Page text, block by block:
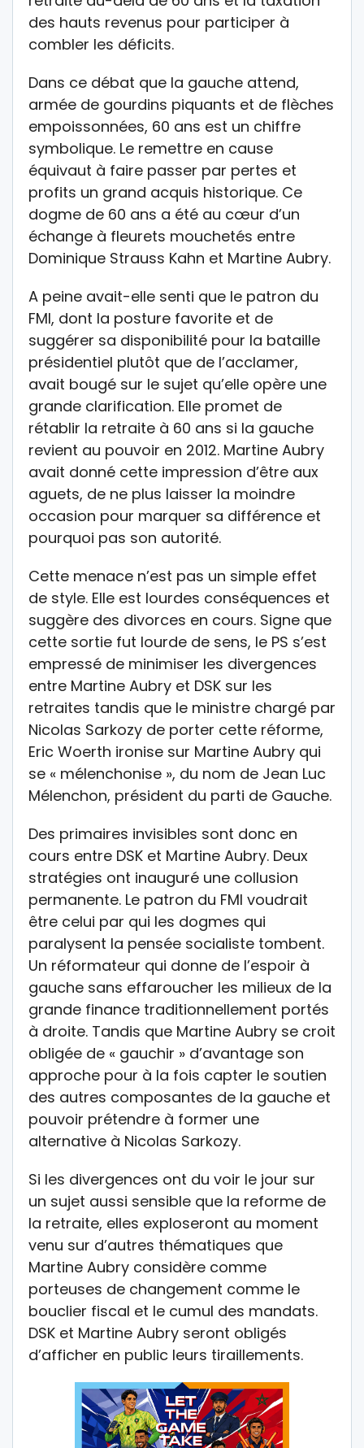
des hauts revenus pour participer à
combler les déficits.
Dans ce débat que la gauche attend,
armée de gourdins piquants et de flèches
empoissonnées, 60 ans est un chiffre
symbolique. Le remettre en cause
équivaut à faire passer par pertes et
profits un grand acquis historique. Ce
dogme de 60 ans a été au cœur d’un
échange à fleurets mouchetés entre
Dominique Strauss Kahn et Martine Aubry.
A peine avait-elle senti que le patron du
FMI, dont la posture favorite et de
suggérer sa disponibilité pour la bataille
présidentiel plutôt que de l’acclamer,
avait bougé sur le sujet qu’elle opère une
grande clarification. Elle promet de
rétablir la retraite à 60 ans si la gauche
revient au pouvoir en 2012. Martine Aubry
avait donné cette impression d’être aux
aguets, de ne plus laisser la moindre
occasion pour marquer sa différence et
pourquoi pas son autorité.
Cette menace n’est pas un simple effet
de style. Elle est lourdes conséquences et
suggère des divorces en cours. Signe que
cette sortie fut lourde de sens, le PS s’est
empressé de minimiser les divergences
entre Martine Aubry et DSK sur les
retraites tandis que le ministre chargé par
Nicolas Sarkozy de porter cette réforme,
Eric Woerth ironise sur Martine Aubry qui
se « mélenchonise », du nom de Jean Luc
Mélenchon, président du parti de Gauche.
Des primaires invisibles sont donc en
cours entre DSK et Martine Aubry. Deux
stratégies ont inauguré une collusion
permanente. Le patron du FMI voudrait
être celui par qui les dogmes qui
paralysent la pensée socialiste tombent.
Un réformateur qui donne de l’espoir à
gauche sans effaroucher les milieux de la
grande finance traditionnellement portés
à droite. Tandis que Martine Aubry se croit
obligée de « gauchir » d’avantage son
approche pour à la fois capter le soutien
des autres composantes de la gauche et
pouvoir prétendre à former une
alternative à Nicolas Sarkozy.
Si les divergences ont du voir le jour sur
un sujet aussi sensible que la reforme de
la retraite, elles exploseront au moment
venu sur d’autres thématiques que
Martine Aubry considère comme
porteuses de changement comme le
bouclier fiscal et le cumul des mandats.
DSK et Martine Aubry seront obligés
d’afficher en public leurs tiraillements.